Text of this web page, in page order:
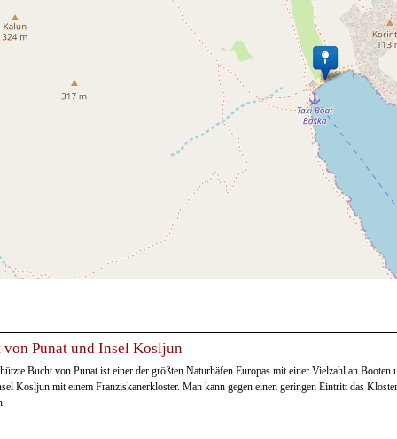
von Punat und Insel Kosljun
Bucht von Punat ist einer der größten Naturhäfen Europas mit einer Vielzahl an
Kosljun mit einem Franziskanerkloster. Man kann gegen einen geringen Eintritt das